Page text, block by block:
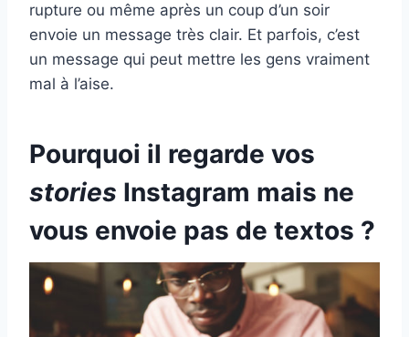
rupture ou même après un coup d’un soir
envoie un message très clair. Et parfois, c’est
un message qui peut mettre les gens vraiment
mal à l’aise.
Pourquoi il regarde vos
stories Instagram mais ne
vous envoie pas de textos ?